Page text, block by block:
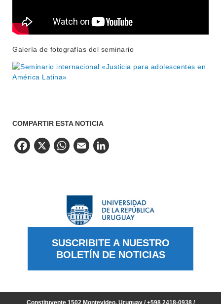
Galería de fotografías del seminario
COMPARTIR ESTA NOTICIA
Facebook
X WhatsApp
Email
SUSCRIBITE A NUESTRO
BOLETÍN DE NOTICIAS